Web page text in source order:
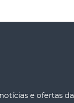
e ofertas da